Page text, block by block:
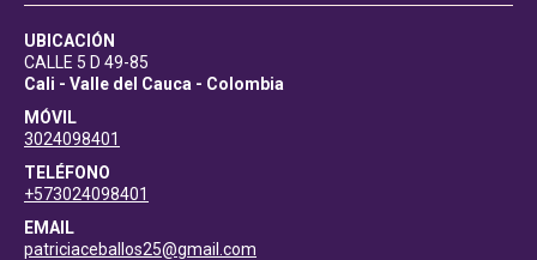
UBICACIÓN
CALLE 5 D 49-85
Cali - Valle del Cauca - Colombia
MÓVIL
3024098401
TELÉFONO
+573024098401
EMAIL
patriciaceballos25@gmail.com